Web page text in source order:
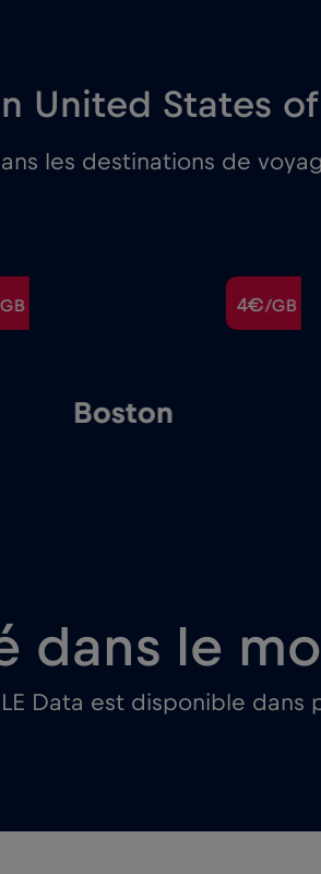
United States
les destinations de
4€/GB
Boston
dans le
Data est disponible dans